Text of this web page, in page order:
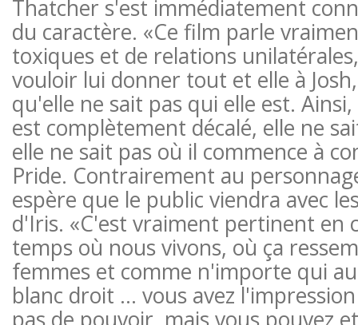
Thatcher s'est immédiatement
du caractère. «Ce film parle
toxiques et de relations
vouloir lui donner tout et elle à
qu'elle ne sait pas qui elle est.
est complètement décalé, elle ne
elle ne sait pas où il commence à
Pride. Contrairement au
espère que le public viendra avec
d'Iris. «C'est vraiment pertinent en
temps où nous vivons, où ça
femmes et comme n'importe qui
blanc droit … vous avez
pas de pouvoir, mais vous pouvez